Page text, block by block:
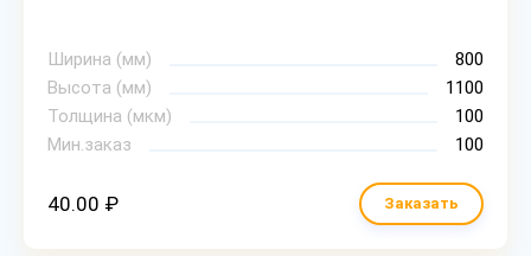
Ширина (мм)
800
Высота (мм)
1100
Толщина (мкм)
100
Мин.заказ
100
40.00 ₽ Заказать